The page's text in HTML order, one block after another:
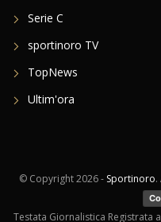
Serie C
sportinoro TV
TopNews
Ultim'ora
© Copyright2026 - Sportinoro.
Testata Giornalistica Registrata